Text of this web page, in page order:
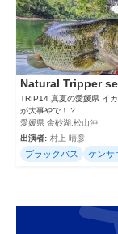
Natural Tripper
TRIP14 真夏の愛媛県 イ
が大事やで！？
愛媛県 金砂湖,松山沖
出演者: 村上 晴彦
ブラックバス ケンサ